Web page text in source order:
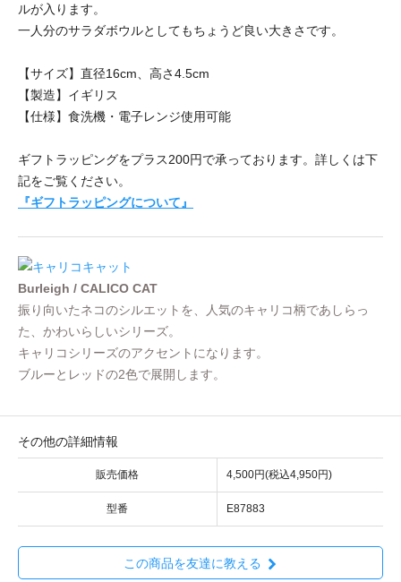
ルが入ります。
一人分のサラダボウルとしてもちょうど良い大きさです。
【サイズ】直径16cm、高さ4.5cm
【製造】イギリス
【仕様】食洗機・電子レンジ使用可能
ギフトラッピングをプラス200円で承っております。詳しくは下
記をご覧ください。
『ギフトラッピングについて』
Burleigh / CALICO CAT
振り向いたネコのシルエットを、人気のキャリコ柄であしらっ
た、かわいらしいシリーズ。
キャリコシリーズのアクセントになります。
ブルーとレッドの2色で展開します。
その他の詳細情報
販売価格 4,500円(税込4,950円)
型番 E87883
この商品を友達に教える